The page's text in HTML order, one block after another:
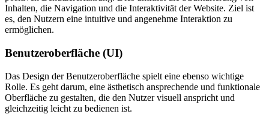
Inhalten, die Navigation und die Interaktivität der Website. Ziel ist
es, den Nutzern eine intuitive und angenehme Interaktion zu
ermöglichen.
Benutzeroberfläche (UI)
Das Design der Benutzeroberfläche spielt eine ebenso wichtige
Rolle. Es geht darum, eine ästhetisch ansprechende und funktionale
Oberfläche zu gestalten, die den Nutzer visuell anspricht und
gleichzeitig leicht zu bedienen ist.